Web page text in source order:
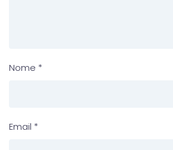
Nome *
Email *